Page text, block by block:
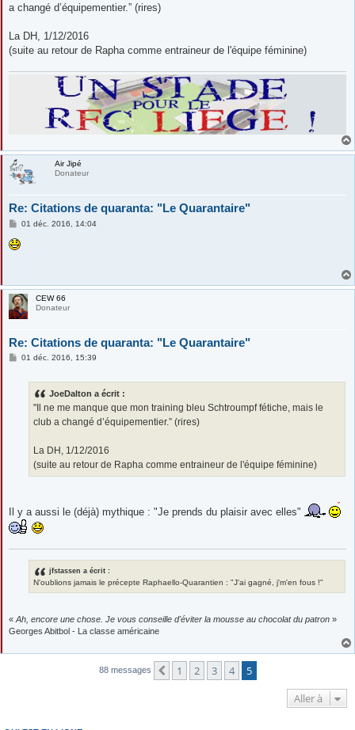
a
a changé d’équipementier.” (rires)
La DH, 1/12/2016
(suite au retour de Rapha comme entraineur de l'équipe féminine)
Air Jipé
Donateur
Re: Citations de quaranta: "Le Quarantaire"
M
s
s
01 déc. 2016, 14:04
CEW 66
Donateur
Re: Citations de quaranta: "Le Quarantaire"
M01 déc. 2016, 15:39
JoeDalton a écrit :
"Il ne me manque que mon training bleu Schtroumpf fétiche, mais le
club a changé d’équipementier.” (rires)
La DH, 1/12/2016
(suite au retour de Rapha comme entraineur de l'équipe féminine)
Il y a aussi le (déjà) mythique : "Je prends du plaisir avec elles"
jfstassen a écrit :
N'oublions jamais le précepte Raphaello-Quarantien : "J'ai gagné, j'm'en fous !"
« Ah, encore une chose. Je vous conseille d'éviter la mousse au chocolat du patron »
Georges Abitbol - La classe américaine
88 messages Précédente
1 2 3 4
5
Aller à